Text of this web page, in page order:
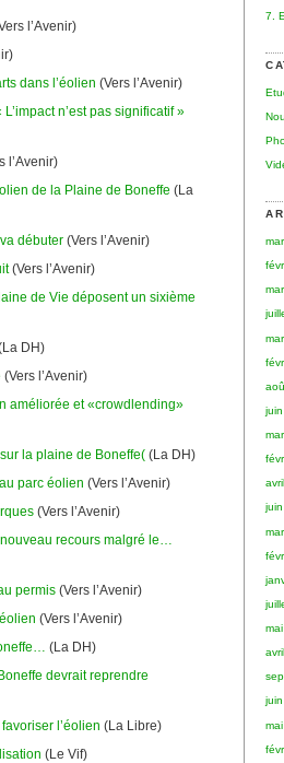
7.
l’Avenir)
dans l’éolien (Vers l’Avenir)
n’est pas significatif »
l’Avenir)
de la Plaine de Boneffe (La
débuter (Vers l’Avenir)
(Vers l’Avenir)
de Vie déposent un sixième
DH)
(Vers l’Avenir)
améliorée et «crowdlending»
la plaine de Boneffe( (La DH)
parc éolien (Vers l’Avenir)
(Vers l’Avenir)
recours malgré le…
permis (Vers l’Avenir)
(Vers l’Avenir)
(La DH)
devrait reprendre
l’éolien (La Libre)
(Le Vif)